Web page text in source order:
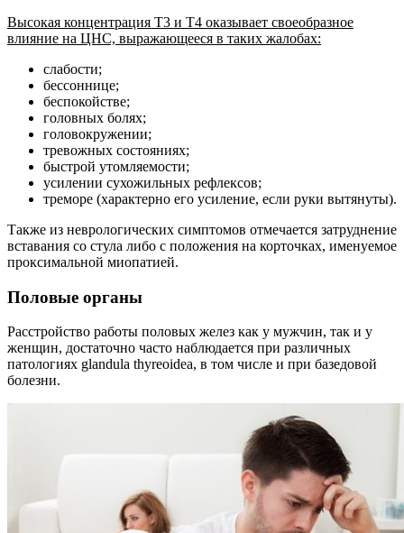
Высокая концентрация Т3 и Т4 оказывает своеобразное
влияние на ЦНС, выражающееся в таких жалобах:
слабости;
бессоннице;
беспокойстве;
головных болях;
головокружении;
тревожных состояниях;
быстрой утомляемости;
усилении сухожильных рефлексов;
треморе (характерно его усиление, если руки вытянуты).
Также из неврологических симптомов отмечается затруднение
вставания со стула либо с положения на корточках, именуемое
проксимальной миопатией.
Половые органы
Расстройство работы половых желез как у мужчин, так и у
женщин, достаточно часто наблюдается при различных
патологиях glandula thyreoidea, в том числе и при базедовой
болезни.